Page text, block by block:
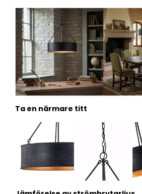
Ta en närmare titt